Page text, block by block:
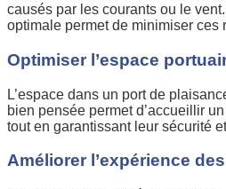
causés par les courants ou le
optimale permet de minimiser ces
Optimiser l’espace
L’espace dans un port de
bien pensée permet d’accueillir
tout en garantissant leur sécurité
Améliorer l’expérience